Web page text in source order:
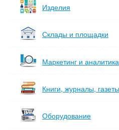
Изделия
Склады и площадки
Маркетинг и аналитика
Книги, журналы, газеты
Оборудование